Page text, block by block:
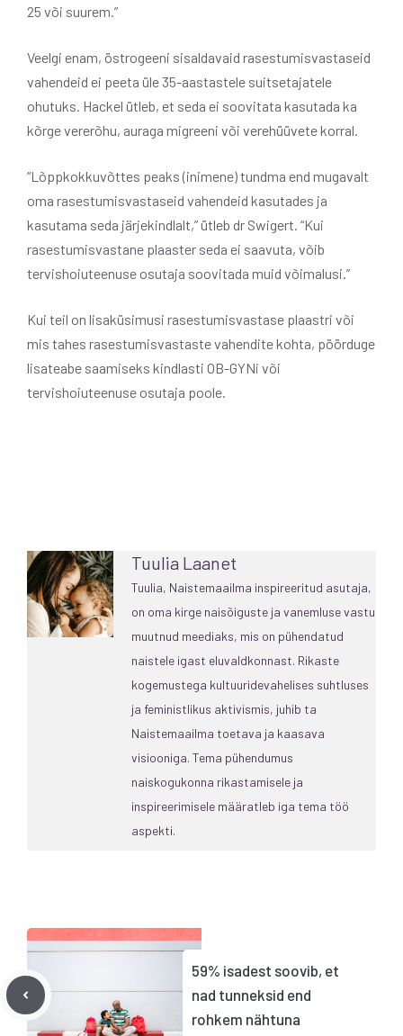
25 või suurem.”
Veelgi enam, östrogeeni sisaldavaid rasestumisvastaseid
vahendeid ei peeta üle 35-aastastele suitsetajatele
ohutuks. Hackel ütleb, et seda ei soovitata kasutada ka
kõrge vererõhu, auraga migreeni või verehüüvete korral.
“Lõppkokkuvõttes peaks (inimene) tundma end mugavalt
oma rasestumisvastaseid vahendeid kasutades ja
kasutama seda järjekindlalt,” ütleb dr Swigert. “Kui
rasestumisvastane plaaster seda ei saavuta, võib
tervishoiuteenuse osutaja soovitada muid võimalusi.”
Kui teil on lisaküsimusi rasestumisvastase plaastri või
mis tahes rasestumisvastaste vahendite kohta, pöörduge
lisateabe saamiseks kindlasti OB-GYNi või
tervishoiuteenuse osutaja poole.
Tuulia Laanet
Tuulia, Naistemaailma inspireeritud asutaja,
on oma kirge naisõiguste ja vanemluse vastu
muutnud meediaks, mis on pühendatud
naistele igast eluvaldkonnast. Rikaste
kogemustega kultuuridevahelises suhtluses
ja feministlikus aktivismis, juhib ta
Naistemaailma toetava ja kaasava
visiooniga. Tema pühendumus
naiskogukonna rikastamisele ja
inspireerimisele määratleb iga tema töö
aspekti.
59% isadest soovib, et
nad tunneksid end
rohkem nähtuna